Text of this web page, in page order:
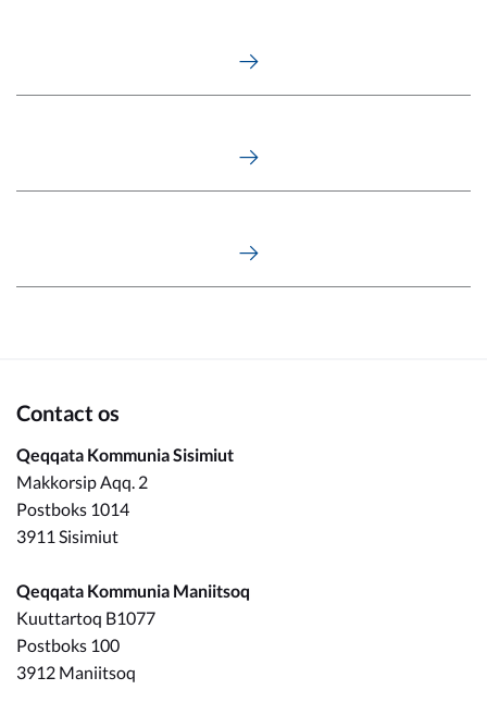
Contact os
Qeqqata Kommunia Sisimiut
Makkorsip Aqq. 2
Postboks 1014
3911 Sisimiut
Qeqqata Kommunia Maniitsoq
Kuuttartoq B1077
Postboks 100
3912 Maniitsoq